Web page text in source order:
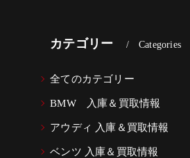
カテゴリー Categories
全てのカテゴリー
BMW 入庫＆買取情報
アウディ 入庫＆買取情報
ベンツ 入庫＆買取情報